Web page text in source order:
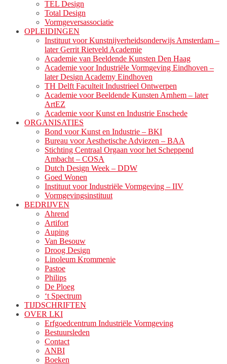
TEL Design
Total Design
Vormgeversassociatie
OPLEIDINGEN
Instituut voor Kunstnijverheidsonderwijs Amsterdam –
later Gerrit Rietveld Academie
Academie van Beeldende Kunsten Den Haag
Academie voor Industriële Vormgeving Eindhoven –
later Design Academy Eindhoven
TH Delft Faculteit Industrieel Ontwerpen
Academie voor Beeldende Kunsten Arnhem – later
ArtEZ
Academie voor Kunst en Industrie Enschede
ORGANISATIES
Bond voor Kunst en Industrie – BKI
Bureau voor Aesthetische Adviezen – BAA
Stichting Centraal Orgaan voor het Scheppend
Ambacht – COSA
Dutch Design Week – DDW
Goed Wonen
Instituut voor Industriële Vormgeving – IIV
Vormgevingsinstituut
BEDRIJVEN
Ahrend
Artifort
Auping
Van Besouw
Droog Design
Linoleum Krommenie
Pastoe
Philips
De Ploeg
‘t Spectrum
TIJDSCHRIFTEN
OVER LKI
Erfgoedcentrum Industriële Vormgeving
Bestuursleden
Contact
ANBI
Boeken